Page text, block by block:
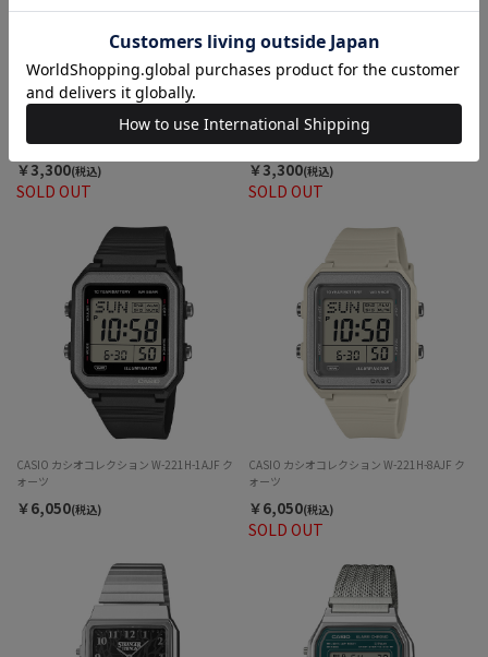
SOLD OUT
CASIO カシオコレクション F-91WS-7A2JF ク
ォーツ
￥3,300(税込)
SOLD OUT
CASIO カシオコレクション F-91WS-7A3JF ク
ォーツ
￥3,300(税込)
CASIO カシオコレクション W-221H-1AJF ク
ォーツ
￥6,050(税込)
SOLD OUT
CASIO カシオコレクション W-221H-8AJF ク
ォーツ
￥6,050(税込)